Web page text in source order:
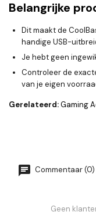
Belangrijke
Dit maakt de
handige USB-
Je hebt geen
Controleer de
van je eigen
Gerelateerd:Gaming
Commentaar (0)
Geen